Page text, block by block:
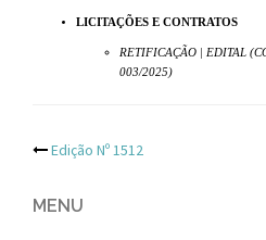
LICITAÇÕES E CONTRATOS
RETIFICAÇÃO | EDITAL
003/2025)
Post
navigation
Edição Nº 1512
MENU